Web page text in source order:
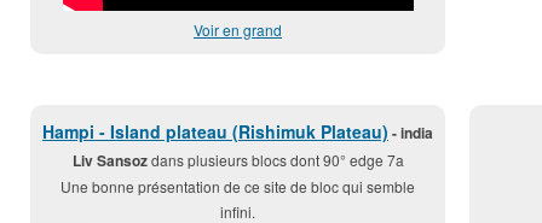
Voir en grand
Hampi - Island plateau (Rishimuk Plateau) - india
Liv Sansozdans plusieurs blocs dont 90° edge 7a
Une bonne présentation de ce site de bloc qui semble
infini.